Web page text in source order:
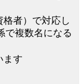
者）で対応し
で複数名になる
ます